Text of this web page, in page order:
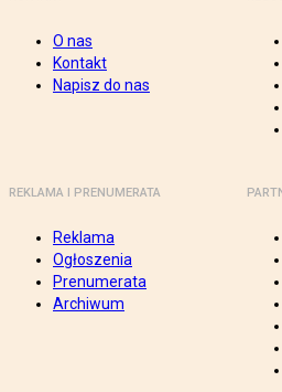
O nas
Kontakt
Napisz do nas
REKLAMA I PRENUMERATA
Reklama
Ogłoszenia
Prenumerata
Archiwum